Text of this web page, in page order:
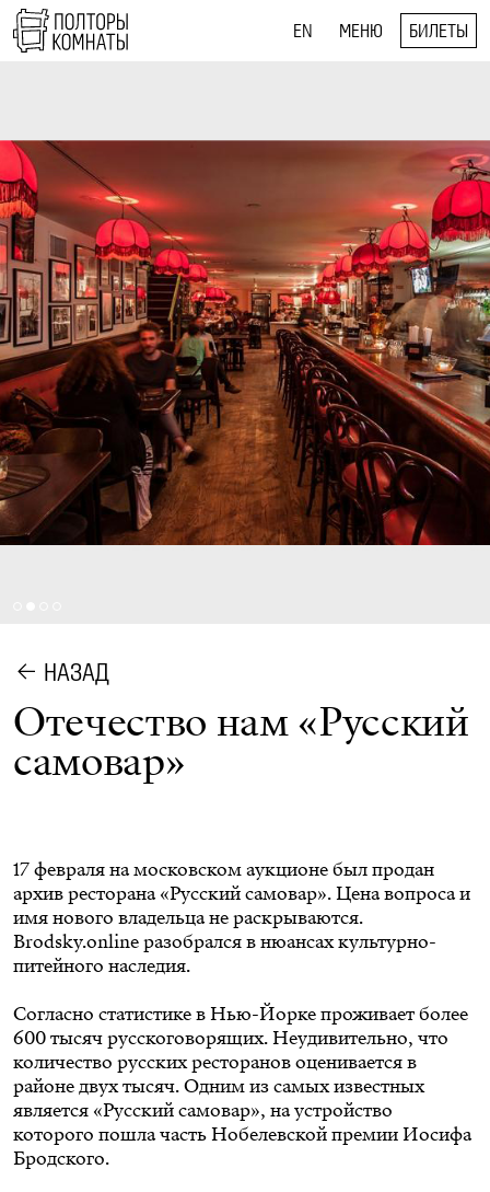
EN МЕНЮ БИЛЕТЫ
НАЗАД
Отечество нам «Русский
самовар»
17 февраля на московском аукционе был продан
архив ресторана «Русский самовар». Цена вопроса и
имя нового владельца не раскрываются.
Brodsky.online разобрался в нюансах культурно-
питейного наследия.
Согласно статистике в Нью-Йорке проживает более
600 тысяч русскоговорящих. Неудивительно, что
количество русских ресторанов оценивается в
районе двух тысяч. Одним из самых известных
является «Русский самовар», на устройство
которого пошла часть Нобелевской премии Иосифа
Бродского.